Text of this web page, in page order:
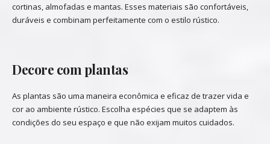
cortinas, almofadas e mantas. Esses materiais são confortáveis,
duráveis e combinam perfeitamente com o estilo rústico.
Decore com plantas
As plantas são uma maneira econômica e eficaz de trazer vida e
cor ao ambiente rústico. Escolha espécies que se adaptem às
condições do seu espaço e que não exijam muitos cuidados.